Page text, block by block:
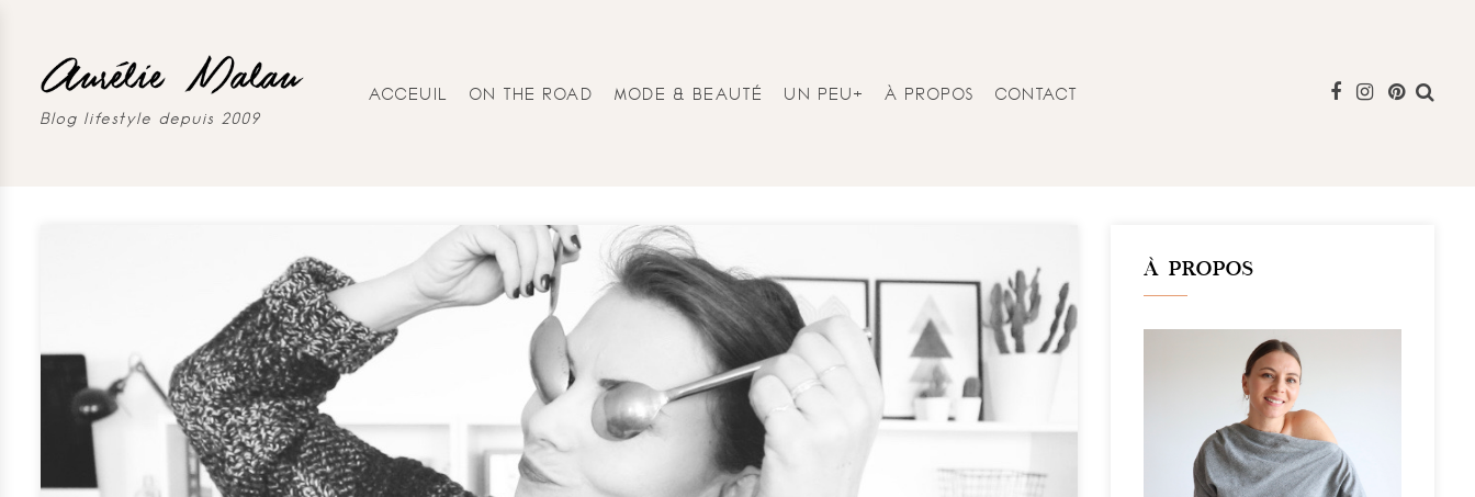
Blog lifestyle depuis 2009
ACCEUIL ON THE ROAD MODE & BEAUTÉ UN PEU+ À PROPOS CONTACT
À PROPOS